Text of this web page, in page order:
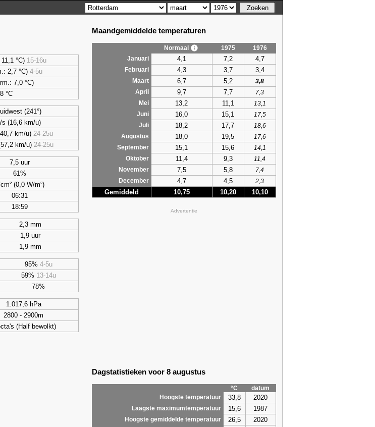
°C) 15-16u
2,7 °C) 4-5u
7,0 °C)
°C
(241°)
s (16,6 km/u)
km/u) 24-25u
km/u) 24-25u
7,5 uur
61%
(0,0 W/m²)
06:31
18:59
2,3 mm
1,9 uur
1,9 mm
95% 4-5u
59% 13-14u
78%
1.017,6 hPa
2800 - 2900m
(Half bewolkt)
Maandgemiddelde temperaturen
Normaal 1975
1976
Januari
4,1 7,2 4,7
Februari 4,3 3,7 3,4
Maart 6,7 5,2
3,8
April
9,7 7,7
7,3
Mei
13,2 11,1
13,1
Juni
16,0 15,1
17,5
Juli
18,2 17,7
18,6
Augustus
18,0 19,5
17,6
September
15,1 15,6
14,1
Oktober
11,4 9,3
11,4
November
7,5 5,8
7,4
December
4,7 4,5 2,3
Gemiddeld 10,75 10,20 10,10
Advertentie
Dagstatistieken voor 8 augustus
°C
datum
Hoogste temperatuur
33,8 2020
Laagste maximumtemperatuur 15,6 1987
Hoogste gemiddelde temperatuur 26,5 2020